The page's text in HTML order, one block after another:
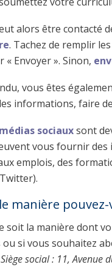
alors être contacté
. Tachez de remplir
« Envoyer ». Sinon,
vous êtes
informations, faire
médias sociauxsont
vous fournir des
emplois, des
manière
soit la manière dont
si vous souhaitez
social : 11,